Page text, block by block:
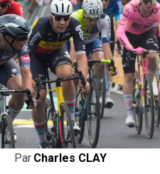
Par Charles CLAY